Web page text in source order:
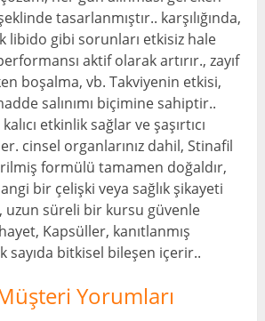
tasarlanmıştır.. karşılığında,
libido gibi sorunları etkisiz hale
aktif olarak artırır., zayıf
boşalma, vb. Takviyenin etkisi,
salınımı biçimine sahiptir..
etkinlik sağlar ve şaşırtıcı
cinsel organlarınız dahil, Stinafil
formülü tamamen doğaldır,
bir çelişki veya sağlık şikayeti
uzun süreli bir kursu güvenle
Kapsüller, kanıtlanmış
sayıda bitkisel bileşen içerir..
Yorumları